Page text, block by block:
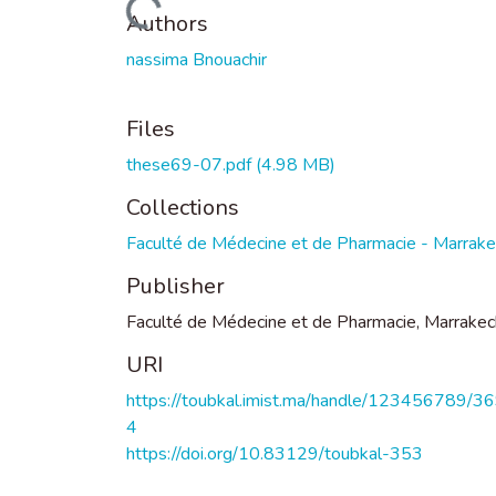
Loading...
Authors
nassima Bnouachir
Files
these69-07.pdf(4.98 MB)
Collections
Faculté de Médecine et de Pharmacie -
Publisher
Faculté de Médecine et de Pharmacie,
URI
https://toubkal.imist.ma/handle/123456789/
4
https://doi.org/10.83129/toubkal-353